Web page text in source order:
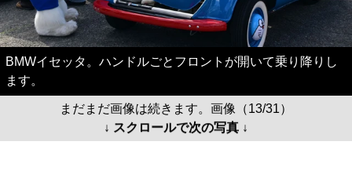
BMWイセッタ。ハンドルごとフロントが開いて乗り降りし
ます。
まだまだ画像は続きます。画像（13/31）
↓ スクロールで次の写真 ↓